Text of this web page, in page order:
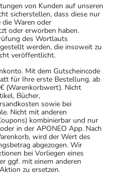
von Kunden auf unseren
sicherstellen, dass diese nur
Waren oder
oder erworben haben.
des Wortlauts
werden, die insoweit zu
veröffentlicht.
Mit dem Gutscheincode
für Ihre erste Bestellung, ab
(Warenkorbwert). Nicht
Bücher,
sowie bei
Nicht mit anderen
kombinierbar und nur
in der APONEO App. Nach
wird der Wert des
abgezogen. Wir
bei Vorliegen eines
ggf. mit einem anderen
zu ersetzen.